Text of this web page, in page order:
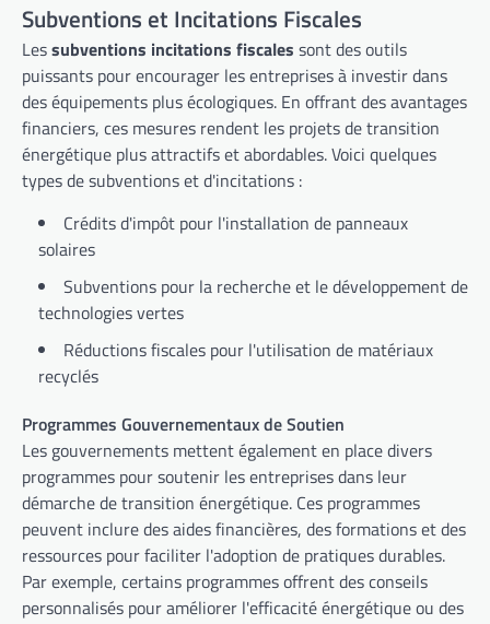
Subventions et Incitations Fiscales
Lessubventions incitations fiscales sont des outils
puissants pour encourager les entreprises à investir dans
des équipements plus écologiques. En offrant des avantages
financiers, ces mesures rendent les projets de transition
énergétique plus attractifs et abordables. Voici quelques
types de subventions et d'incitations :
Crédits d'impôt pour l'installation de panneaux
solaires
Subventions pour la recherche et le développement de
technologies vertes
Réductions fiscales pour l'utilisation de matériaux
recyclés
Programmes Gouvernementaux de Soutien
Les gouvernements mettent également en place divers
programmes pour soutenir les entreprises dans leur
démarche de transition énergétique. Ces programmes
peuvent inclure des aides financières, des formations et des
ressources pour faciliter l'adoption de pratiques durables.
Par exemple, certains programmes offrent des conseils
personnalisés pour améliorer l'efficacité énergétique ou des